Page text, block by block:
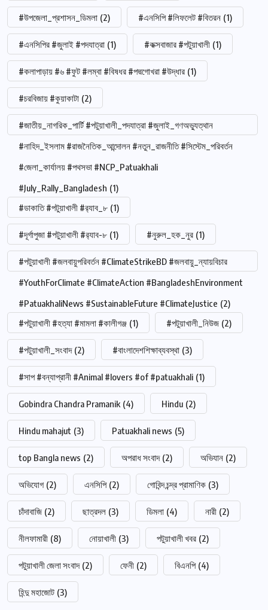
#উপজেলা_প্রশাসন_ডিমলা (2) #এনসিপি #লিফলেট #বিতরন (1)
#এনসিপির #জুলাই #পদযাত্রা (1) #কক্সবাজার #পটুয়াখালী (1)
#কলাপাড়ায় #৬ #ফুট #লম্বা #বিষধর #পদ্মগোখরা #উদ্ধার (1)
#চরবিজায় #কুয়াকাটা (2)
#জাতীয়_নাগরিক_পার্টি #পটুয়াখালী_পদযাত্রা #জুলাই_গণঅভ্যুত্থান
#নাহিদ_ইসলাম #রাজনৈতিক_আন্দোলন #নতুন_রাজনীতি #সিস্টেম_পরিবর্তন
#জেলা_কার্যালয় #পথসভা #NCP_Patuakhali
#July_Rally_Bangladesh (1)
#ডাকাতি #পটুয়াখালী #র‍্যাব_৮ (1)
#দূর্গাপুজা #পটুয়াখালী #র‍্যাব-৮ (1) #নুরুল_হক_নুর (1)
#পটুয়াখালী #জলবায়ুপরিবর্তন #ClimateStrikeBD #জলবায়ু_ন্যায়বিচার
#YouthForClimate #ClimateAction #BangladeshEnvironment
#PatuakhaliNews #SustainableFuture #ClimateJustice (2)
#পটুয়াখালী #হত্যা #মামলা #কালীগঞ্জ (1) #পটুয়াখালী_নিউজ (2)
#পটুয়াখালী_সংবাদ (2) #বাংলাদেশশিক্ষাব্যবস্থা (3)
#সাপ #বন্যাপ্রানী #Animal #lovers #of #patuakhali (1)
Gobindra Chandra Pramanik (4) Hindu (2)
Hindu mahajut (3) Patuakhali news (5)
top Bangla news (2) অপরাধ সংবাদ (2) অভিযান (2)
অভিযোগ (2) এনসিপি (2) গোবিন্দ চন্দ্র প্রামাণিক (3)
চাঁদাবাজি (2) ছাত্রদল (3) ডিমলা (4) নারী (2)
নীলফামারী (8) নোয়াখালী (3) পটুয়াখালী খবর (2)
পটুয়াখালী জেলা সংবাদ (2) ফেনী (2) বিএনপি (4)
হিন্দু মহাজোট (3)